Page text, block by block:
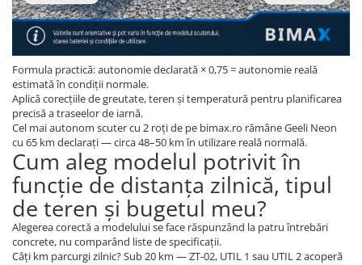
Formula practică: autonomie declarată × 0,75 = autonomie reală
estimată în condiții normale.
Aplică corecțiile de greutate, teren și temperatură pentru planificarea
precisă a traseelor de iarnă.
Cel mai autonom scuter cu 2 roți de pe bimax.ro rămâne Geeli Neon
cu 65 km declarați — circa 48–50 km în utilizare reală normală.
Cum aleg modelul potrivit în
funcție de distanța zilnică, tipul
de teren și bugetul meu?
Alegerea corectă a modelului se face răspunzând la patru întrebări
concrete, nu comparând liste de specificații.
Câți km parcurgi zilnic? Sub 20 km — ZT-02, UTIL 1 sau UTIL 2 acoperă